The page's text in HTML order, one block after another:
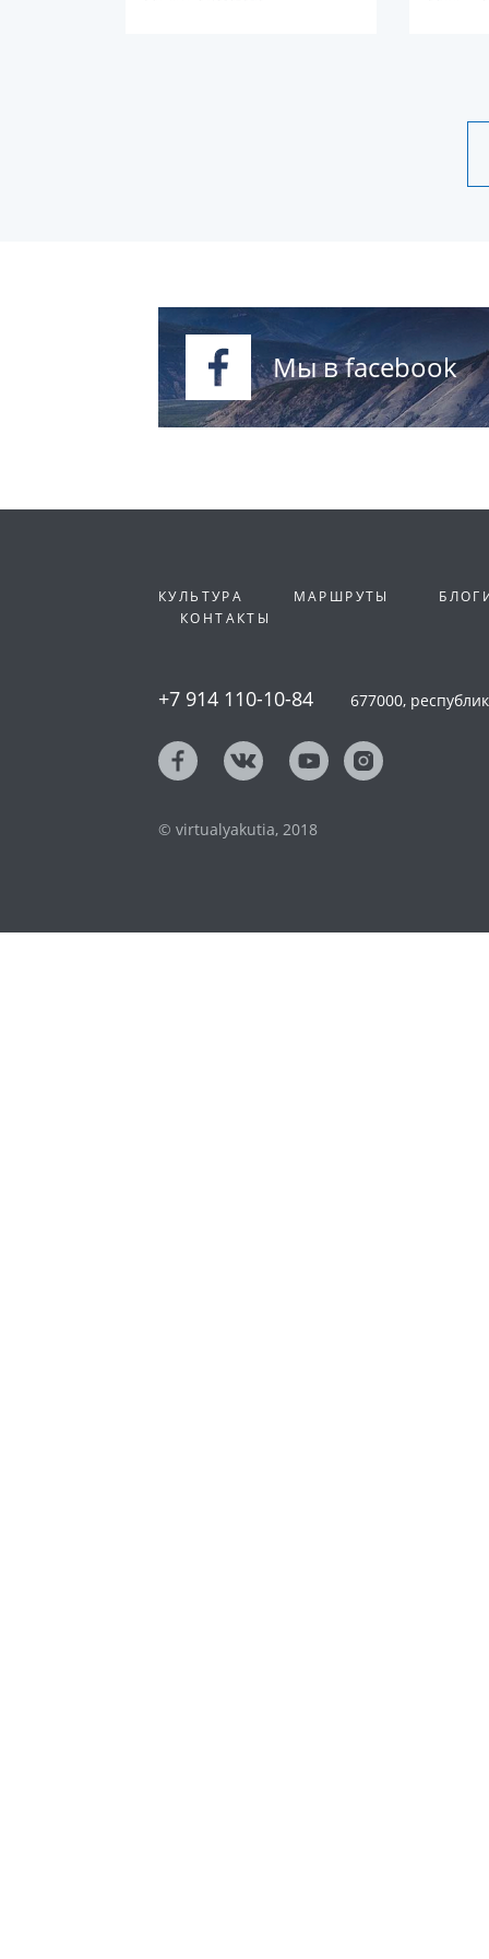
Мы в facebook
КУЛЬТУРА МАРШРУТЫ
КОНТАКТЫ
+7 914 110-10-84 677000,
© virtualyakutia, 2018